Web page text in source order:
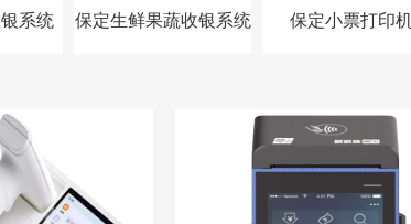
系统 保定生鲜果蔬收银系统 保定小票打印